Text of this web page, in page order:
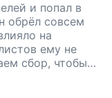
и попал в
обрёл совсем
на
ему не
сбор, чтобы
Подарим